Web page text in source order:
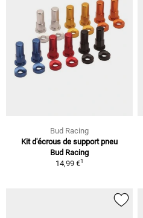
Bud Racing
Kit d'écrous de support pneu
Bud Racing
14,99 €1